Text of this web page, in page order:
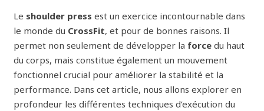
Le shoulder press est un exercice incontournable dans
le monde du CrossFit, et pour de bonnes raisons. Il
permet non seulement de développer la force du haut
du corps, mais constitue également un mouvement
fonctionnel crucial pour améliorer la stabilité et la
performance. Dans cet article, nous allons explorer en
profondeur les différentes techniques d’exécution du